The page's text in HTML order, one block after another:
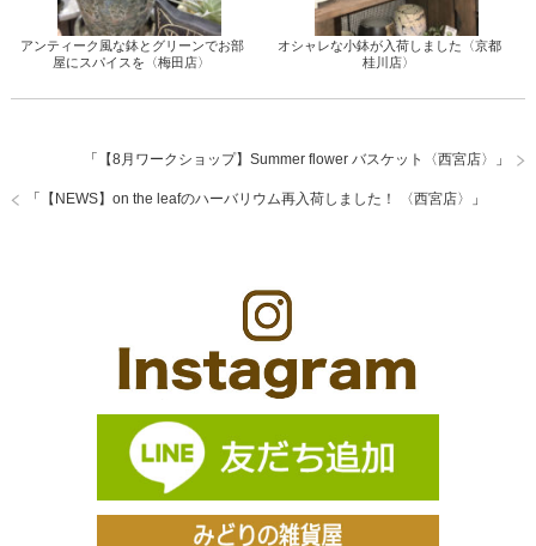
アンティーク風な鉢とグリーンでお部
屋にスパイスを〈梅田店〉
オシャレな小鉢が入荷しました〈京都
桂川店〉
「 【8月ワークショップ】Summer flower バスケット〈西宮店〉 」
「 【NEWS】on the leafのハーバリウム再入荷しました！ 〈西宮店〉 」